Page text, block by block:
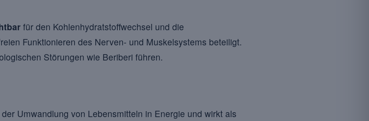
für den Kohlenhydratstoffwechsel und die
Funktionieren des Nerven- und Muskelsystems beteiligt.
Störungen wie Beriberi führen.
Umwandlung von Lebensmitteln in Energie und wirkt als